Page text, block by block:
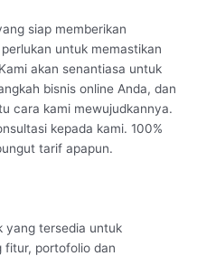
siap memberikan
untuk memastikan
akan senantiasa untuk
bisnis online Anda, dan
cara kami mewujudkannya.
kepada kami. 100%
tarif apapun.
yang tersedia untuk
fitur, portofolio dan